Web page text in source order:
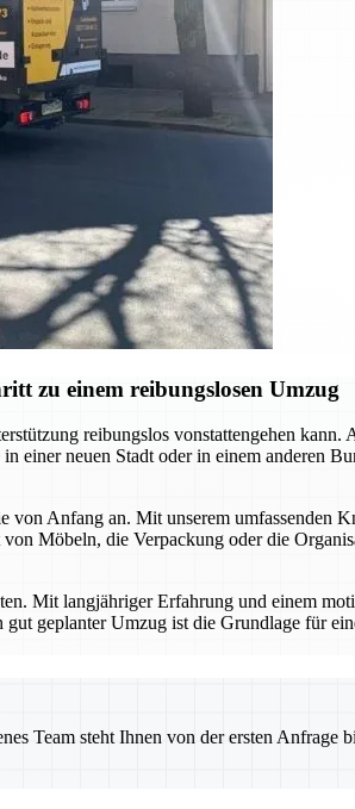
zu einem reibungslosen Umzug
reibungslos vonstattengehen
einer neuen Stadt oder in einem anderen
Anfang an. Mit unserem umfassenden
Möbeln, die Verpackung oder die
Mit langjähriger Erfahrung und einem
geplanter Umzug ist die Grundlage für
Team steht Ihnen von der ersten